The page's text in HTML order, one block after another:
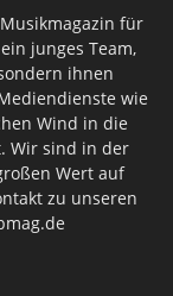
für
junges Team,
ihnen
wie
Wind in die
Wir sind in der
Wert auf
zu unseren